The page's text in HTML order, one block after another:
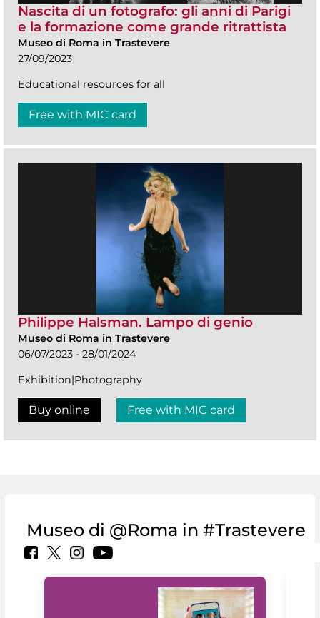
Nascita di un fotografo: gli anni di Parigi
e la formazione come grande ritrattista
Museo di Roma in Trastevere
27/09/2023
Educational resources for all
Free with MIC card
Philippe Halsman. Lampo di genio
Museo di Roma in Trastevere
06/07/2023 - 28/01/2024
Exhibition|Photography
Buy online Free with MIC card
Museo di @Roma in #Trastevere